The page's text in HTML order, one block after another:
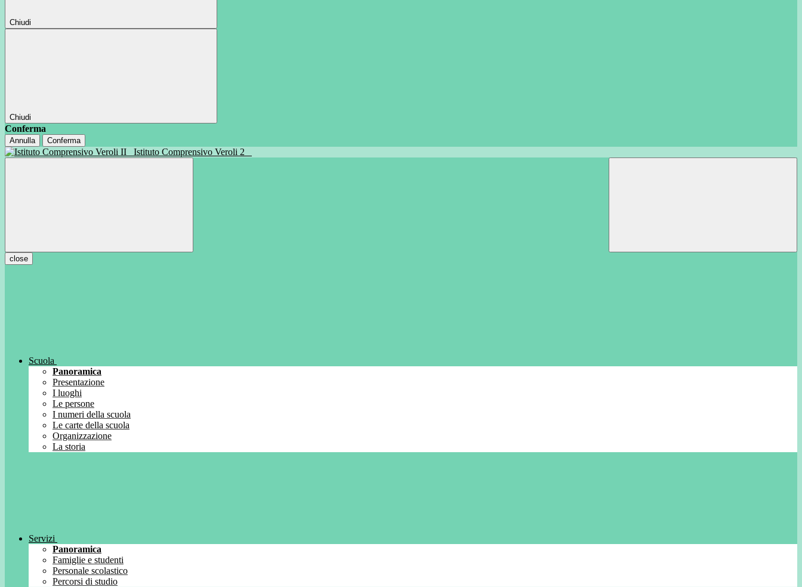
Chiudi
Chiudi
Conferma
Annulla Conferma
Istituto Comprensivo Veroli 2
close
Scuola
Panoramica
Presentazione
I luoghi
Le persone
I numeri della scuola
Le carte della scuola
Organizzazione
La storia
Servizi
Panoramica
Famiglie e studenti
Personale scolastico
Percorsi di studio